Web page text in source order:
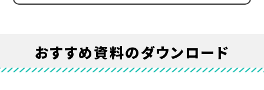
おすすめ資料のダウンロード